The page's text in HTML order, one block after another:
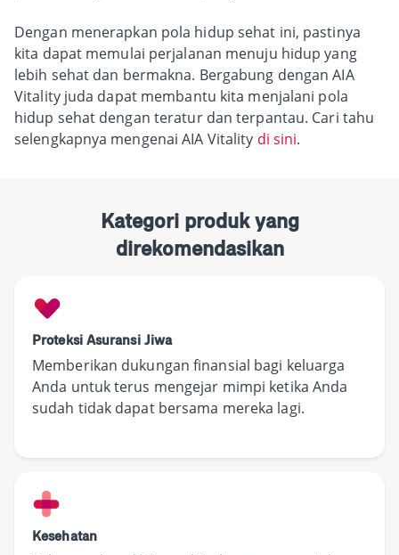
Dengan menerapkan pola hidup sehat ini, pastinya
kita dapat memulai perjalanan menuju hidup yang
lebih sehat dan bermakna. Bergabung dengan AIA
Vitality juda dapat membantu kita menjalani pola
hidup sehat dengan teratur dan terpantau. Cari tahu
selengkapnya mengenai AIA Vitality di sini.
Kategori produk yang
direkomendasikan
Proteksi Asuransi Jiwa
Memberikan dukungan finansial bagi keluarga
Anda untuk terus mengejar mimpi ketika Anda
sudah tidak dapat bersama mereka lagi.
Kesehatan